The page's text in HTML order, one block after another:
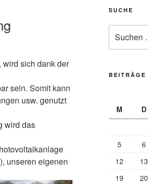
wird sich dank der
sein. Somit kann
usw. genutzt
wird das
unseren eigenen
SUCHE
nach:
BEITRÄGE
M
D
5
6
12
13
19
20